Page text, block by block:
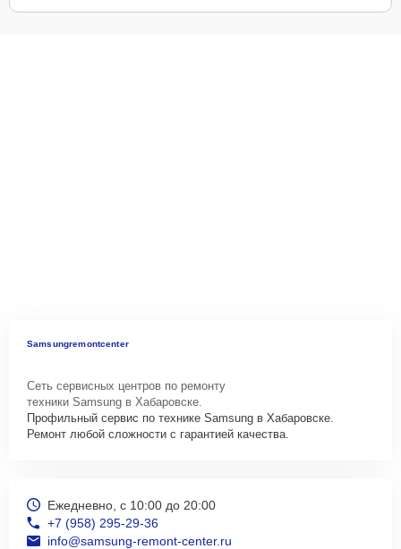
Samsungremontcenter
Сеть сервисных центров по ремонту
техники Samsung в Хабаровске.
Профильный сервис по технике Samsung в Хабаровске.
Ремонт любой сложности с гарантией качества.
Ежедневно, с 10:00 до 20:00
+7 (958) 295-29-36
info@samsung-remont-center.ru